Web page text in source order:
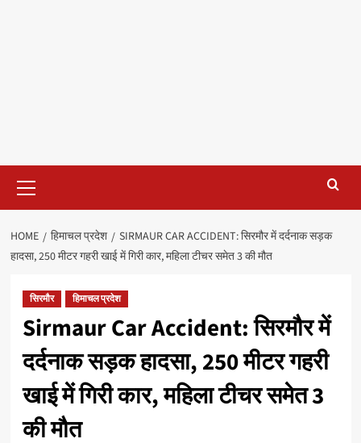
Menu
HOME हिमाचल प्रदेश
SIRMAUR CAR ACCIDENT: सिरमौर में दर्दनाक सड़क
हादसा, 250 मीटर गहरी खाई में गिरी कार, महिला टीचर समेत 3 की मौत
सिरमौर हिमाचल प्रदेश
Sirmaur Car Accident: सिरमौर में
दर्दनाक सड़क हादसा, 250 मीटर गहरी
खाई में गिरी कार, महिला टीचर समेत 3
की मौत